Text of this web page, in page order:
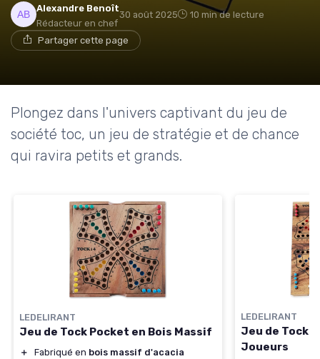
Alexandre Benoît
Rédacteur en chef
30 août 2025 10 min de lecture
Partager cette page
Plongez dans l'univers captivant du jeu de
société toc, un jeu de stratégie et de chance
qui ravira petits et grands.
LEDELIRANT
Jeu de Tock Pocket en Bois Massif
＋ Fabriqué en bois massif d'acacia
LEDELIRANT
Jeu de Tock
Joueurs